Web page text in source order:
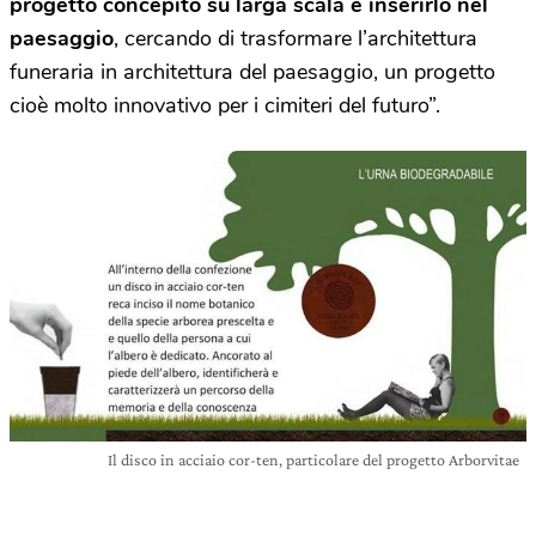
paesaggio, cercando di trasformare l’architettura
funeraria in architettura del paesaggio, un progetto
cioè molto innovativo per i cimiteri del futuro”.
Il disco in acciaio cor-ten, particolare del progetto Arborvitae